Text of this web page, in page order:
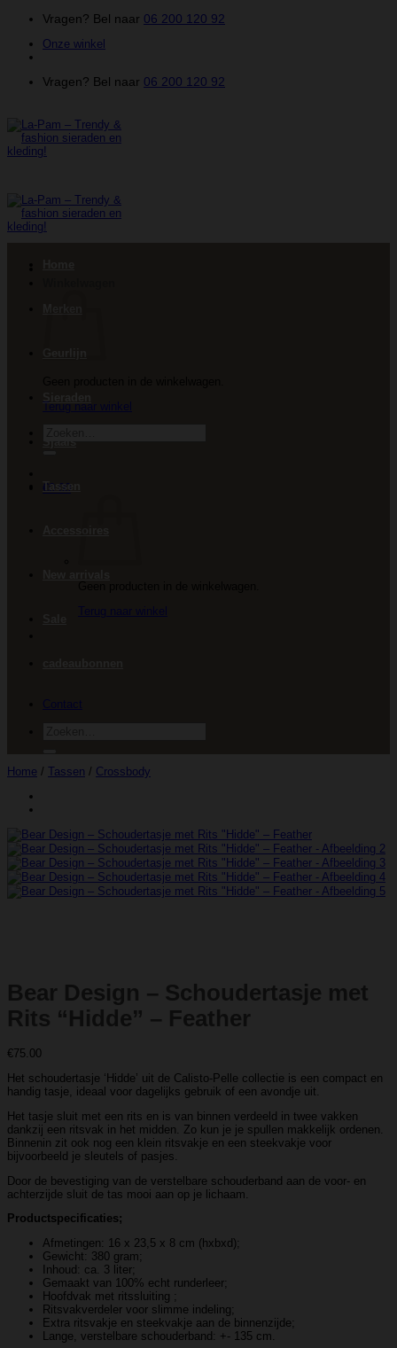
inhoud
Vragen? Bel naar 06 200 120 92
Onze winkel
Vragen? Bel naar 06 200 120 92
Terug naar winkel
€0.00
Tassen
Home / Tassen / Crossbody
Bear Design – Schoudertasje met
Rits “Hidde” – Feather
€75.00
Het schoudertasje ‘Hidde’ uit de Calisto-Pelle collectie is een compact en
handig tasje, ideaal voor dagelijks gebruik of een avondje uit.
Het tasje sluit met een rits en is van binnen verdeeld in twee vakken
dankzij een ritsvak in het midden. Zo kun je je spullen makkelijk ordenen.
Binnenin zit ook nog een klein ritsvakje en een steekvakje voor
bijvoorbeeld je sleutels of pasjes.
Door de bevestiging van de verstelbare schouderband aan de voor- en
achterzijde sluit de tas mooi aan op je lichaam.
Productspecificaties;
Afmetingen: 16 x 23,5 x 8 cm (hxbxd);
Gewicht: 380 gram;
Inhoud: ca. 3 liter;
Gemaakt van 100% echt runderleer;
Hoofdvak met ritssluiting ;
Ritsvakverdeler voor slimme indeling;
Extra ritsvakje en steekvakje aan de binnenzijde;
Lange, verstelbare schouderband: +- 135 cm.